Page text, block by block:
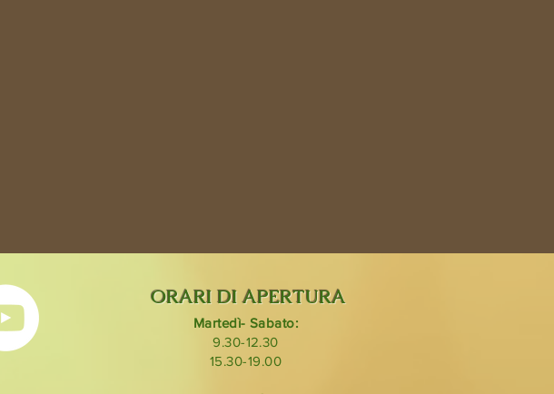
ORARI DI APERTURA
Martedì- Sabato:
9.30-12.30
15.30-19.00